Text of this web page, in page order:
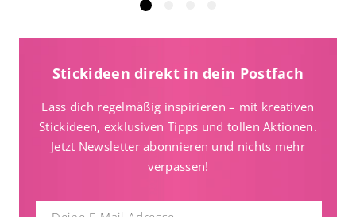
Stickideen direkt in dein Postfach
Lass dich regelmäßig inspirieren – mit kreativen
Stickideen, exklusiven Tipps und tollen Aktionen.
Jetzt Newsletter abonnieren und nichts mehr
verpassen!